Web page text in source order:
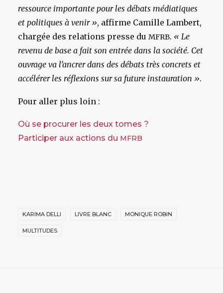
ressource importante pour les débats médiatiques
et politiques à venir », affirme Camille Lambert,
chargée des relations presse du MFRB. « Le
revenu de base a fait son entrée dans la société. Cet
ouvrage va l’ancrer dans des débats très concrets et
accélérer les réflexions sur sa future instauration ».
Pour aller plus loin :
Où se procurer les deux tomes ?
Participer aux actions du MFRB
KARIMA DELLI LIVRE BLANC MONIQUE ROBIN
MULTITUDES